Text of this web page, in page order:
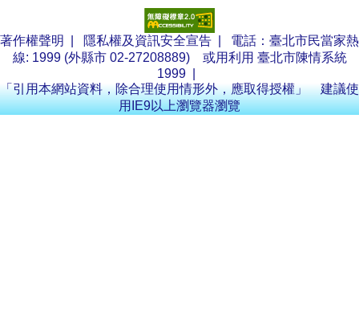
著作權聲明 隱私權及資訊安全宣告 | 電話：臺北市民當家熱
線: 1999 (外縣市 02-27208889) 或用利用 臺北市陳情系統
1999
「引用本網站資料，除合理使用情形外，應取得授權」 建議使
用IE9以上瀏覽器瀏覽